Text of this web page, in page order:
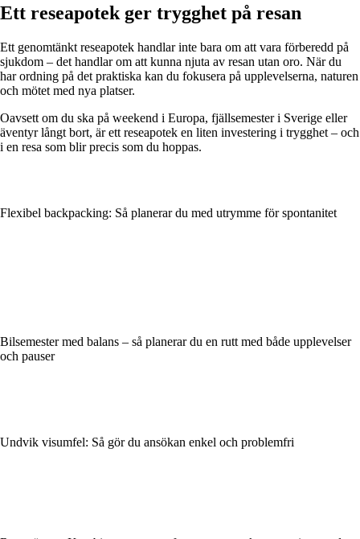
Ett reseapotek ger trygghet på resan
Ett genomtänkt reseapotek handlar inte bara om att vara förberedd på
sjukdom – det handlar om att kunna njuta av resan utan oro. När du
har ordning på det praktiska kan du fokusera på upplevelserna, naturen
och mötet med nya platser.
Oavsett om du ska på weekend i Europa, fjällsemester i Sverige eller
äventyr långt bort, är ett reseapotek en liten investering i trygghet – och
i en resa som blir precis som du hoppas.
Flexibel backpacking: Så planerar du med utrymme för spontanitet
Bilsemester med balans – så planerar du en rutt med både upplevelser
och pauser
Undvik visumfel: Så gör du ansökan enkel och problemfri